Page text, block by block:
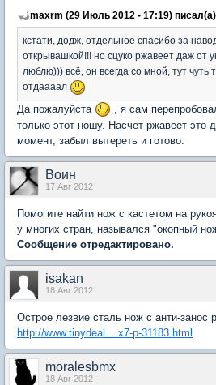
maxrm (29 Июль 2012 - 17:19)
кстати, додж, отдельное спасибо за
открывашкой!!! но сцуко ржавеет даж от
люблю))) всё, он всегда со мной, тут чуть
отдаааал
Да пожалуйста
, я сам
только этот ношу. Насчет ржавеет это
момент, забыл вытереть и готово.
Воин
17 Авг 2012
Помогите найти нож с кастетом на
у многих стран, назывался "окопный
Сообщение отредактировано.
isakan
18 Авг 2012
Острое лезвие сталь нож с анти-занос
http://www.tinydeal....x7-p-31183.html
moralesbmx
18 Авг 2012